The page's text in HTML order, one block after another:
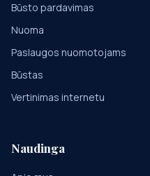
Būsto pardavimas
Nuoma
Paslaugos nuomotojams
Būstas
Vertinimas internetu
Naudinga